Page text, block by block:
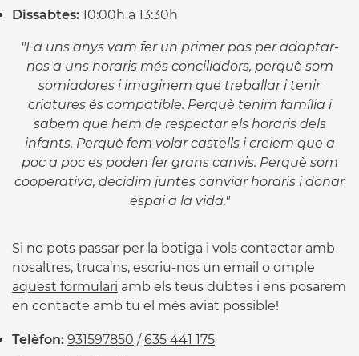
Dissabtes: 10:00h a 13:30h
"Fa uns anys vam fer un primer pas per adaptar-
nos a uns horaris més conciliadors, perquè som
somiadores i imaginem que treballar i tenir
criatures és compatible. Perquè tenim família i
sabem que hem de respectar els horaris dels
infants. Perquè fem volar castells i creiem que a
poc a poc es poden fer grans canvis. Perquè som
cooperativa, decidim juntes canviar horaris i donar
espai a la vida."
Si no pots passar per la botiga i vols contactar amb
nosaltres, truca’ns, escriu-nos un email o omple
aquest formulari amb els teus dubtes i ens posarem
en contacte amb tu el més aviat possible!
Telèfon: 931597850 /635 441 175